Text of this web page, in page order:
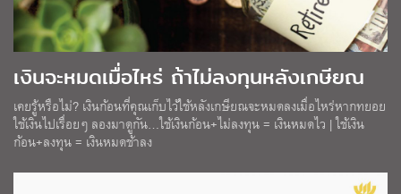
เงินจะหมดเมื่อไหร่ ถ้าไม่ลงทุนหลังเกษียณ
เคยรู้หรือไม่? เงินก้อนที่คุณเก็บไว้ใช้หลังเกษียณจะหมดลงเมื่อไหร่หากทยอย
ใช้เงินไปเรื่อยๆ ลองมาดูกัน…ใช้เงินก้อน+ไม่ลงทุน = เงินหมดไว | ใช้เงิน
ก้อน+ลงทุน = เงินหมดช้าลง